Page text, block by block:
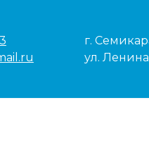
г.
ул. Ленина